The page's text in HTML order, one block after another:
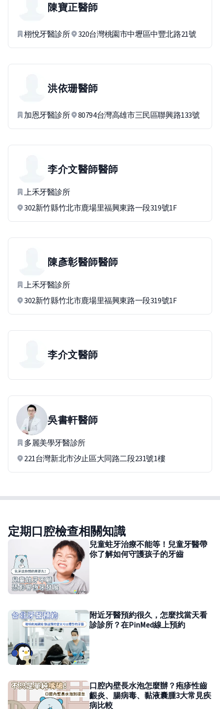
陳寶正醫師
栩悅牙醫診所 320台灣桃園市中壢區中豐北路21號
洪依珊醫師
加恩牙醫診所 80794台灣高雄市三民區聯興路133號
李介文醫師醫師
上禾牙醫診所
302新竹縣竹北市鹿場里福興東路一段319號1F
陳彥彰醫師醫師
上禾牙醫診所
302新竹縣竹北市鹿場里福興東路一段319號1F
李介文醫師
吳書軒醫師
多麗美學牙醫診所
221台灣新北市汐止區大同路二段231號1樓
定期口腔檢查相關知識
兒童蛀牙治療不能等！兒童牙醫帶
你了解如何守護孩子的牙齒
附近牙醫預約很久，怎麼找當天看
診診所？在PinMed線上預約
口腔內壁長水泡怎麼辦？疱疹性齒
齦炎、腸病毒、黏液囊腫3大常見疾
病比較